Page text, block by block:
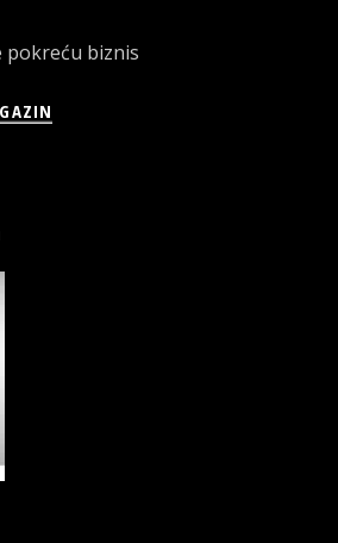
biznis